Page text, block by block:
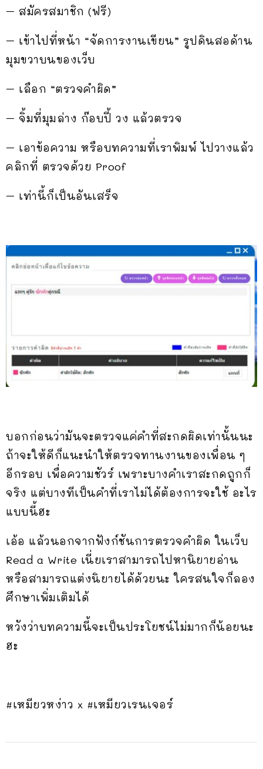
– สมัครสมาชิก (ฟรี)
– เข้าไปที่หน้า “จัดการงานเขียน” รูปดินสอด้าน
มุมขวาบนของเว็บ
– เลือก “ตรวจคำผิด”
– จิ้มที่มุมล่าง ก๊อบปี้ วง แล้วตรวจ
– เอาข้อความ หรือบทความที่เราพิมพ์ ไปวางแล้ว
คลิกที่ ตรวจด้วย Proof
– เท่านี้ก็เป็นอันเสร็จ
บอกก่อนว่ามันจะตรวจแค่คำที่สะกดผิดเท่านั้นนะ
ถ้าจะให้ดีก็แนะนำให้ตรวจทานงานของเพื่อน ๆ
อีกรอบ เพื่อความชัวร์ เพราะบางคำเราสะกดถูกก็
จริง แต่บางทีเป็นคำที่เราไม่ได้ต้องการจะใช้ อะไร
แบบนี้ฮะ
เอ้อ แล้วนอกจากฟังก์ชันการตรวจคำผิด ในเว็บ
Read a Write เนี่ยเราสามารถไปหานิยายอ่าน
หรือสามารถแต่งนิยายได้ด้วยนะ ใครสนใจก็ลอง
ศึกษาเพิ่มเติมได้
หวังว่าบทความนี้จะเป็นประโยชน์ไม่มากก็น้อยนะ
ฮะ
#เหมียวหง่าว x #เหมียวเรนเจอร์